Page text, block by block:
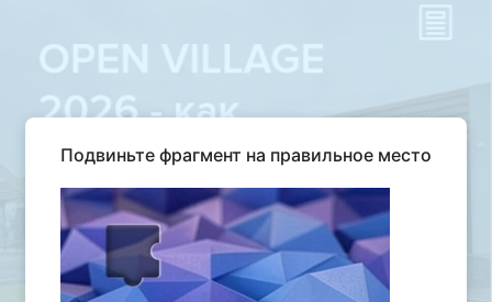
Подвиньте фрагмент на правильное место